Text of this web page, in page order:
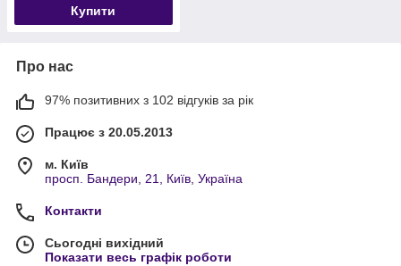
Купити
Про нас
97% позитивних з 102 відгуків за рік
Працює з 20.05.2013
м. Київ
просп. Бандери, 21, Київ, Україна
Контакти
Сьогодні вихідний
Показати весь графік роботи